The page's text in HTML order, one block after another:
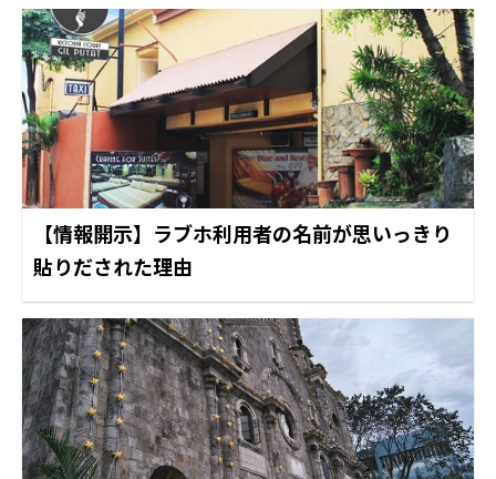
【情報開示】ラブホ利用者の名前が思いっきり
貼りだされた理由